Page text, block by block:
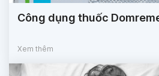
Công dụng thuốc
Xem thêm